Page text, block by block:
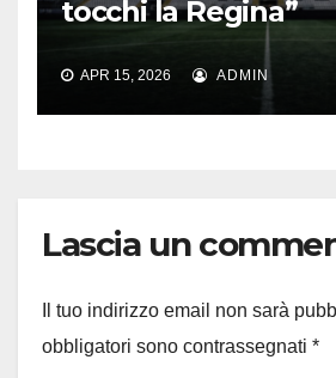
tocchi la Regina”
APR 15, 2026 ADMIN
Lascia un
Il tuo indirizzo email non sarà
obbligatori sono contrassegnati *